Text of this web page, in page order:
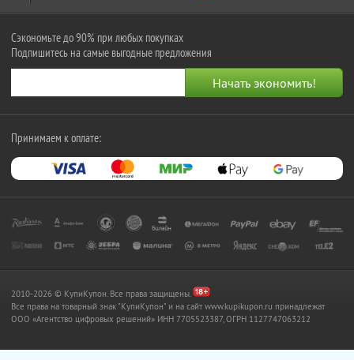
Сэкономьте до 90% при любых покупках
Подпишитесь на самые выгодные предложения
Принимаем к оплате:
2010-2026 © КупиКупон. Все права защищены.
Все права на товарный знак "КупиКупон" и на сайт www.kupikupon.ru принадлежат
OOO «Агентство цифровых решений» ИНН 7705523387, ОГРН 1127747063212